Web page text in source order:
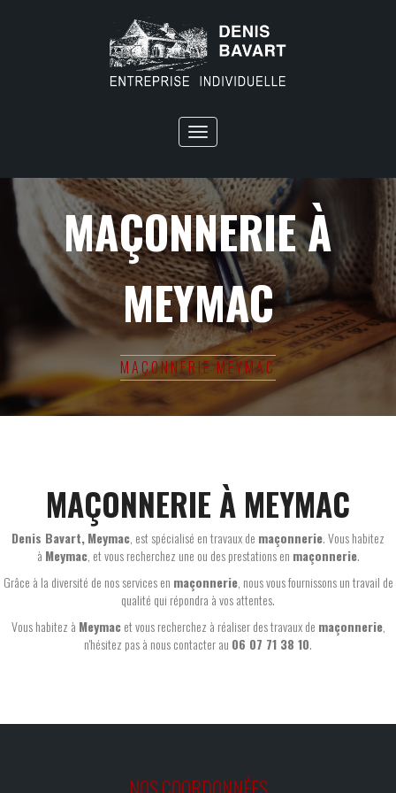
Toggle
navigation
MAÇONNERIE À
MEYMAC
MAÇONNERIE MEYMAC
MAÇONNERIE À MEYMAC
Denis Bavart,Meymac, est spécialisé en travaux de maçonnerie. Vous habitez
à Meymac, et vous recherchez une ou des prestations en maçonnerie.
Grâce à la diversité de nos services en maçonnerie, nous vous fournissons un travail de
qualité qui répondra à vos attentes.
Vous habitez à Meymacet vous recherchez à réaliser des travaux de maçonnerie,
n'hésitez pas à nous contacter au 06 07 71 38 10.